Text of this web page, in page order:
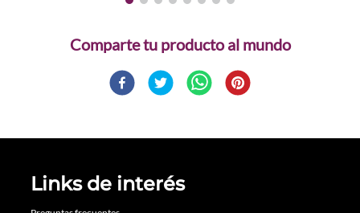
Comparte
Links de interés